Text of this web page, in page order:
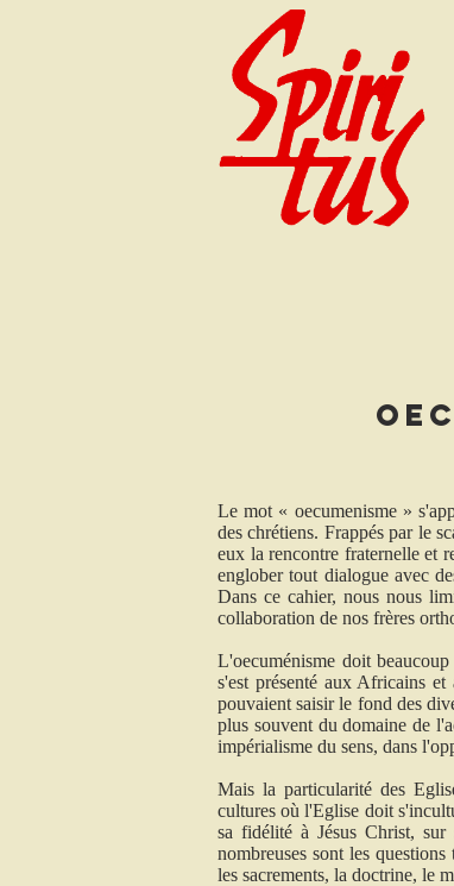
Le mot « oecumenisme »
des chrétiens. Frappés par le
eux la rencontre fraternelle et
englober tout dialogue avec
Dans ce cahier, nous nous
collaboration de nos frères
L'oecuménisme doit
s'est présenté aux Africains
pouvaient saisir le fond des
plus souvent du domaine de
impérialisme du sens, dans
Mais la particularité des
cultures où l'Eglise doit
sa fidélité à Jésus Christ, sur
nombreuses sont les
les sacrements, la doctrine, le